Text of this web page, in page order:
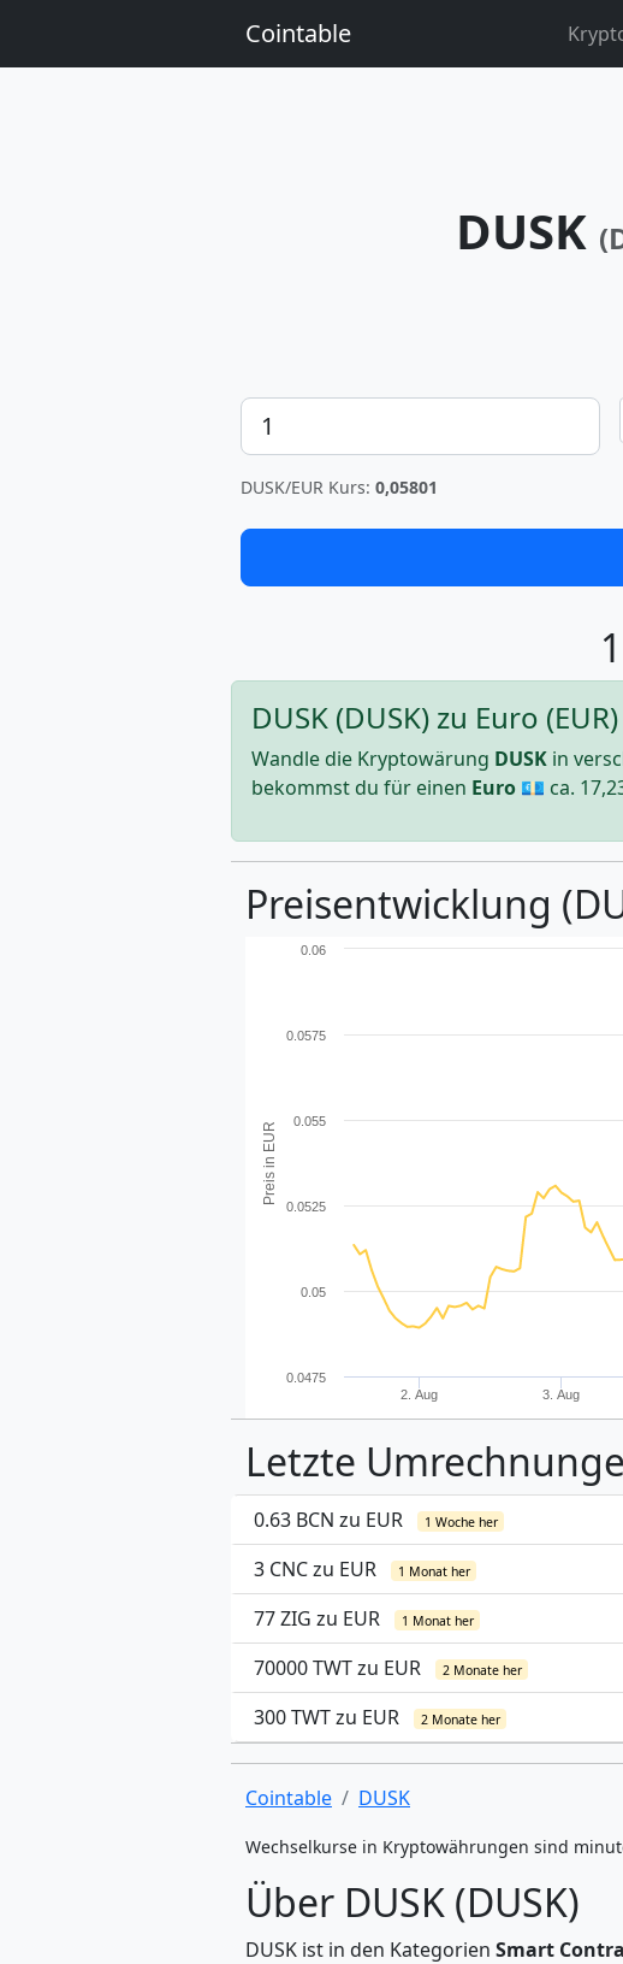
Cointable
DUSK
Betrag
DUSK/EUR Kurs: 0,05801
DUSK (DUSK) zu Euro
Wandle die Kryptowärung DUSK in
bekommst du für einen Euro 💶 ca.
Preisentwicklung
Preis in EUR
2. Aug 3. Aug
0.0475
0.05
0.0525
0.055
0.0575
0.06
Letzte
0.63 BCN zu EUR 1 Woche her
3 CNC zu EUR 1 Monat her
77 ZIG zu EUR 1 Monat her
70000 TWT zu EUR 2 Monate her
300 TWT zu EUR 2 Monate her
Cointable DUSK
Wechselkurse in Kryptowährungen sind
Über DUSK (DUSK)
DUSK ist in den Kategorien Smart